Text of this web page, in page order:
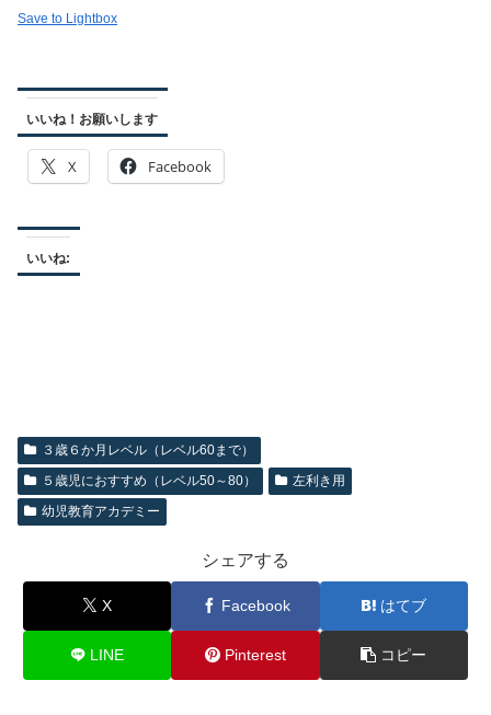
Save to Lightbox
いいね！お願いします
X Facebook
いいね:
３歳６か月レベル（レベル60まで）
５歳児におすすめ（レベル50～80）
左利き用
幼児教育アカデミー
シェアする
X Facebook はてブ
LINE Pinterest コピー